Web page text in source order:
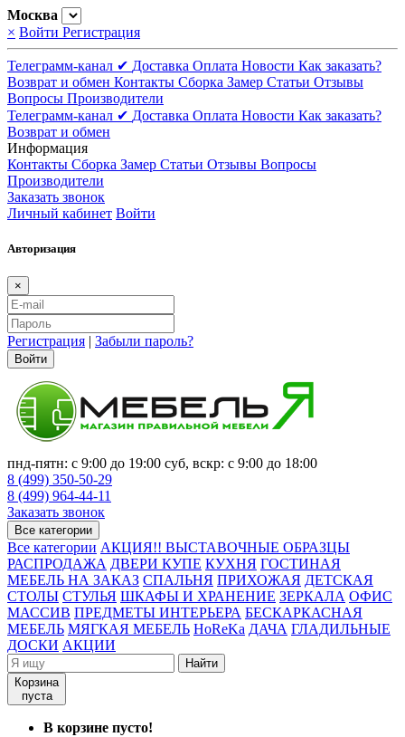
Москва
× Войти Регистрация
Телеграмм-канал ✔ Доставка Оплата Новости Как заказать?
Возврат и обмен Контакты Сборка Замер Статьи Отзывы
Вопросы Производители
Телеграмм-канал ✔ Доставка Оплата Новости Как заказать?
Возврат и обмен
Информация
Контакты Сборка Замер Статьи Отзывы Вопросы
Производители
Заказать звонок
Личный кабинет Войти
Авторизация
×
Регистрация | Забыли пароль?
Войти
пнд-пятн: с 9:00 до 19:00 суб, вскр: с 9:00 до 18:00
8 (499) 350-50-29
8 (499) 964-44-11
Заказать звонок
Все категории
Все категории АКЦИЯ!! ВЫСТАВОЧНЫЕ ОБРАЗЦЫ
РАСПРОДАЖА ДВЕРИ КУПЕ КУХНЯ ГОСТИНАЯ
МЕБЕЛЬ НА ЗАКАЗ СПАЛЬНЯ ПРИХОЖАЯ ДЕТСКАЯ
СТОЛЫ СТУЛЬЯ ШКАФЫ И ХРАНЕНИЕ ЗЕРКАЛА ОФИС
МАССИВ ПРЕДМЕТЫ ИНТЕРЬЕРА БЕСКАРКАСНАЯ
МЕБЕЛЬ МЯГКАЯ МЕБЕЛЬ HoReKa ДАЧА ГЛАДИЛЬНЫЕ
ДОСКИ АКЦИИ
Найти
Корзина
пуста
В корзине пусто!